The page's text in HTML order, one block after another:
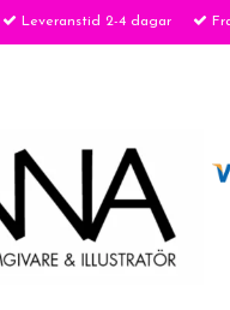
Leveranstid 2-4 dagar